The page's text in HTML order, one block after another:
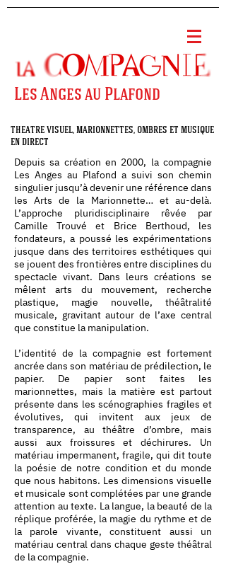
Les Anges au Plafond
theatre visuel, marionnettes, ombres et musique
en direct
Depuis sa création en 2000, la compagnie
Les Anges au Plafond a suivi son chemin
singulier jusqu’à devenir une référence dans
les Arts de la Marionnette… et au-delà.
L’approche pluridisciplinaire rêvée par
Camille Trouvé et Brice Berthoud, les
fondateurs, a poussé les expérimentations
jusque dans des territoires esthétiques qui
se jouent des frontières entre disciplines du
spectacle vivant. Dans leurs créations se
mêlent arts du mouvement, recherche
plastique, magie nouvelle, théâtralité
musicale, gravitant autour de l’axe central
que constitue la manipulation.
L’identité de la compagnie est fortement
ancrée dans son matériau de prédilection, le
papier. De papier sont faites les
marionnettes, mais la matière est partout
présente dans les scénographies fragiles et
évolutives, qui invitent aux jeux de
transparence, au théâtre d’ombre, mais
aussi aux froissures et déchirures. Un
matériau impermanent, fragile, qui dit toute
la poésie de notre condition et du monde
que nous habitons. Les dimensions visuelle
et musicale sont complétées par une grande
attention au texte. La langue, la beauté de la
réplique proférée, la magie du rythme et de
la parole vivante, constituent aussi un
matériau central dans chaque geste théâtral
de la compagnie.